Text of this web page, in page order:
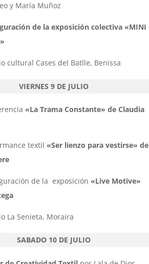
y María Muñoz
de la exposición colectiva «MINI
cultural Cases del Batlle, Benissa
VIERNES 9 DE JULIO
«La Trama Constante» de Claudia
textil «Ser lienzo para vestirse» de
de la exposición «Live Motive»
La Senieta, Moraira
SABADO 10 DE JULIO